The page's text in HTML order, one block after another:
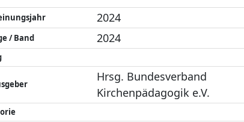
2024
/ Band 2024
Hrsg. Bundesverband
Kirchenpädagogik e.V.